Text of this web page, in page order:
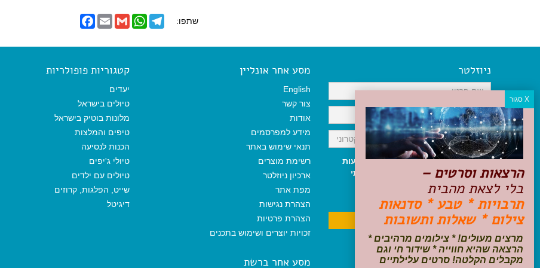
שתפו:
F
a
e
o
o
E
m
i
G
m
i
W
h
t
T
e
e
ניוזלטר
אני מאשר/ת קבלת ניוזלטר והודעות
שיווקיות, ומאשר/ת כי קראתי והסכמתי
לתקנון האתר ולמדיניות הפרטיות
ניתן לבטל את ההרשמה בכל עת
מסע אחר אונליין
English
צור קשר
אודות
מידע למפרסמים
תנאי שימוש באתר
רשימת מוצרים
ארכיון ניוזלטר
מפת אתר
הצהרת נגישות
הצהרת פרטיות
זכויות יוצרים ושימוש בתכנים
מסע אחר ברשת
קטגוריות פופולריות
יעדים
טיולים בישראל
מלונות בוטיק בישראל
טיפים והמלצות
הכנות לנסיעה
טיולי ג'יפים
טיולים עם ילדים
שייט, הפלגות, קרוזים
דיגיטל
הרצאות וסרטים –
בלי לצאת מהבית
תרבויות * טבע * סדנאות
צילום * שאלות ותשובות
מרצים מעולים! * צילומים מרהיבים *
הרצאה שהיא חווייה * שידור חי וגם
מקבלים הקלטה! סרטים עלילתיים